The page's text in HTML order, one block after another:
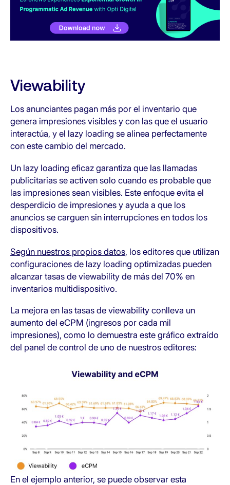
Viewability
Los anunciantes pagan más por el inventario que
genera impresiones visibles y con las que el usuario
interactúa, y el lazy loading se alinea perfectamente
con este cambio del mercado.
Un lazy loading eficaz garantiza que las llamadas
publicitarias se activen solo cuando es probable que
las impresiones sean visibles. Este enfoque evita el
desperdicio de impresiones y ayuda a que los
anuncios se carguen sin interrupciones en todos los
dispositivos.
Según nuestros propios datos, los editores que utilizan
configuraciones de lazy loading optimizadas pueden
alcanzar tasas de viewability de más del 70% en
inventarios multidispositivo.
La mejora en las tasas de viewability conlleva un
aumento del eCPM (ingresos por cada mil
impresiones), como lo demuestra este gráfico extraído
del panel de control de uno de nuestros editores:
En el ejemplo anterior, se puede observar esta